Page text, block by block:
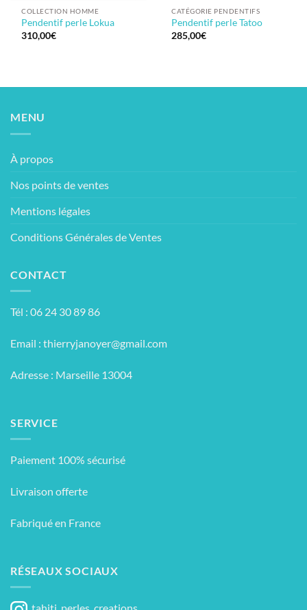
COLLECTION HOMME
Pendentif perle Lokua
310,00€
CATÉGORIE PENDENTIFS
Pendentif perle Tatoo
285,00€
MENU
À propos
Nos points de ventes
Mentions légales
Conditions Générales de Ventes
CONTACT
Tél : 06 24 30 89 86
Email : thierryjanoyer@gmail.com
Adresse : Marseille 13004
SERVICE
Paiement 100% sécurisé
Livraison offerte
Fabriqué en France
RÉSEAUX SOCIAUX